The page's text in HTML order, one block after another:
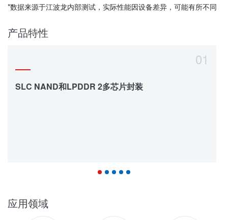
*数据来源于江波龙内部测试，实际性能因设备差异，可能有所不同
产品特性
01
SLC NAND和LPDDR 2多芯片封装
应用领域